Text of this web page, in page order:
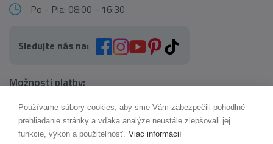
Po - Pia: 08:00 - 16:30
Sledujte nás na:
Možnosti platby:
AI pomocník Maxík
Online
Používame súbory cookies, aby sme Vám zabezpečili pohodlné
prehliadanie stránky a vďaka analýze neustále zlepšovali jej
funkcie, výkon a použiteľnosť. Viac informácií